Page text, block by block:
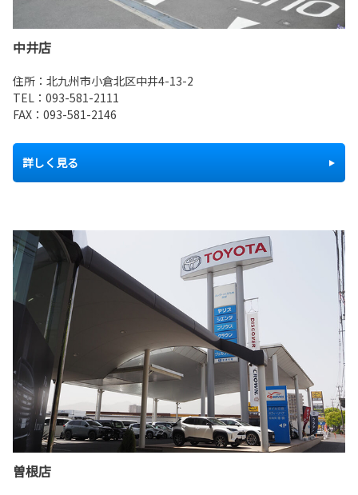
中井店
住所：北九州市小倉北区中井4-13-2
TEL： 093-581-2111
FAX：093-581-2146
詳しく見る
曽根店